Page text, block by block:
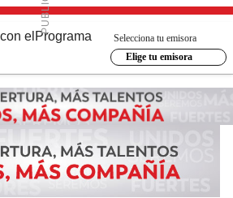
el Programa
Selecciona tu emisora
Elige tu emisora